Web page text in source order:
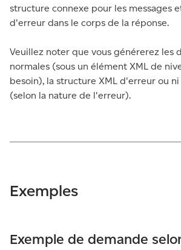
structure connexe pour les messages
d'erreur dans le corps de la réponse.
Veuillez noter que vous générerez les
normales (sous un élément XML de
besoin), la structure XML d'erreur ou
(selon la nature de l'erreur).
Exemples
Exemple de demande